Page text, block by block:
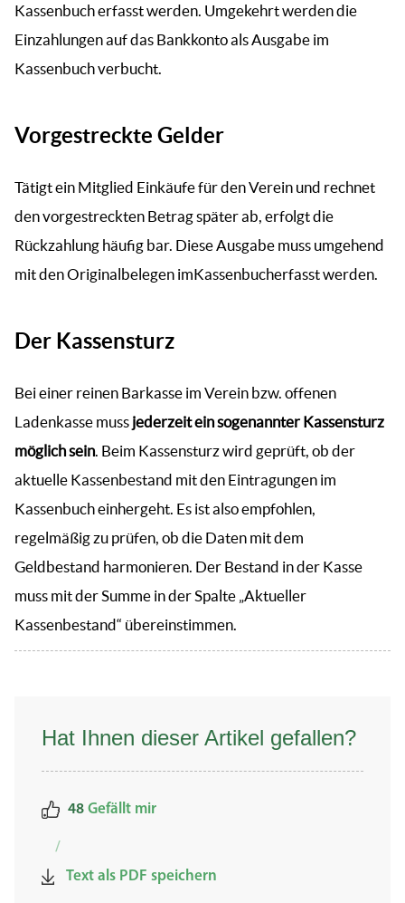
Kassenbuch erfasst werden. Umgekehrt werden die
Einzahlungen auf das Bankkonto als Ausgabe im
Kassenbuch verbucht.
Vorgestreckte Gelder
Tätigt ein Mitglied Einkäufe für den Verein und rechnet
den vorgestreckten Betrag später ab, erfolgt die
Rückzahlung häufig bar. Diese Ausgabe muss umgehend
mit den Originalbelegen imKassenbucherfasst werden.
Der Kassensturz
Bei einer reinen Barkasse im Verein bzw. offenen
Ladenkasse muss jederzeit ein sogenannter Kassensturz
möglich sein. Beim Kassensturz wird geprüft, ob der
aktuelle Kassenbestand mit den Eintragungen im
Kassenbuch einhergeht. Es ist also empfohlen,
regelmäßig zu prüfen, ob die Daten mit dem
Geldbestand harmonieren. Der Bestand in der Kasse
muss mit der Summe in der Spalte „Aktueller
Kassenbestand“ übereinstimmen.
Hat Ihnen dieser Artikel gefallen?
48 Gefällt mir
/
Text als PDF speichern